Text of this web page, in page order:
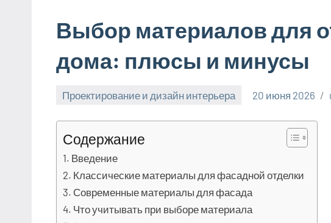
Выбор материалов для
дома: плюсы и минусы
Проектирование и дизайн интерьера 20 июня 2026
Содержание
Введение
Классические материалы для фасадной отделки
Современные материалы для фасада
Что учитывать при выборе материала